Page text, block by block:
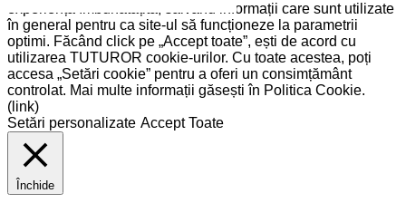
experiență îmbunătățită, salvând informații care sunt utilizate
în general pentru ca site-ul să funcționeze la parametrii
optimi. Făcând click pe „Accept toate”, ești de acord cu
utilizarea TUTUROR cookie-urilor. Cu toate acestea, poți
accesa „Setări cookie” pentru a oferi un consimțământ
controlat. Mai multe informații găsești în Politica Cookie.
(link)
Setări personalizate Accept Toate
Închide